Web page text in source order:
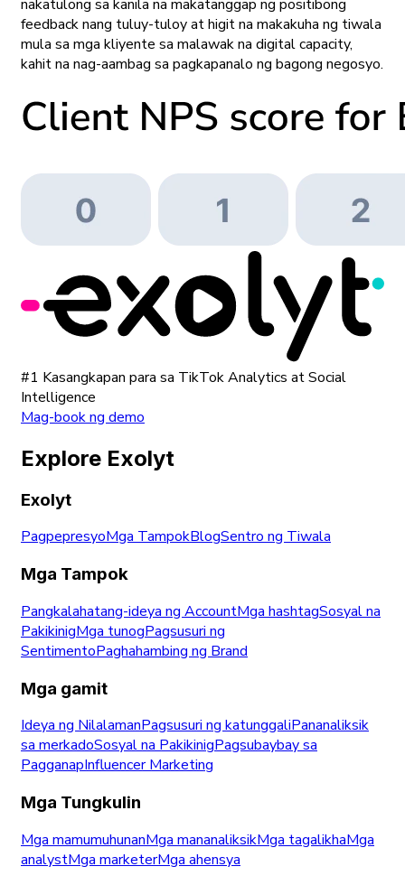
nakatulong sa kanila na makatanggap ng positibong
feedback nang tuluy-tuloy at higit na makakuha ng tiwala
mula sa mga kliyente sa malawak na digital capacity,
kahit na nag-aambag sa pagkapanalo ng bagong negosyo.
#1 Kasangkapan para sa TikTok Analytics at Social
Intelligence
Mag-book ng demo
Explore Exolyt
Exolyt
PagpepresyoMga TampokBlogSentro ng Tiwala
Mga Tampok
Pangkalahatang-ideya ng AccountMga hashtagSosyal na
PakikinigMga tunogPagsusuri ng
SentimentoPaghahambing ng Brand
Mga gamit
Ideya ng NilalamanPagsusuri ng katunggaliPananaliksik
sa merkadoSosyal na PakikinigPagsubaybay sa
PagganapInfluencer Marketing
Mga Tungkulin
Mga mamumuhunanMga mananaliksikMga tagalikhaMga
analystMga marketerMga ahensya